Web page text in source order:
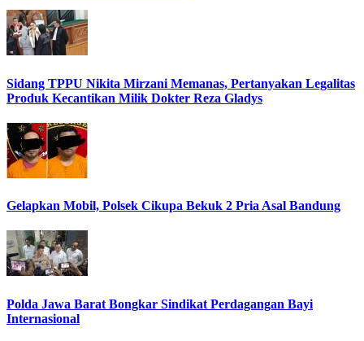
Sidang TPPU Nikita Mirzani Memanas, Pertanyakan Legalitas
Produk Kecantikan Milik Dokter Reza Gladys
Gelapkan Mobil, Polsek Cikupa Bekuk 2 Pria Asal Bandung
Polda Jawa Barat Bongkar Sindikat Perdagangan Bayi
Internasional